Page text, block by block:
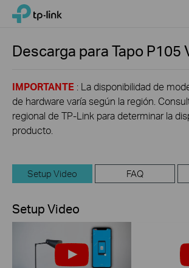
Click
navigation
TP-Link, Reliably Smart
Descarga paraTapo P105
IMPORTANTE : La disponibilidad de
de hardware varía según la región.
regional de TP-Link para determinar la
producto.
Setup Video FAQ
Setup Video